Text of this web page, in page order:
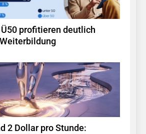
profitieren deutlich
2 Dollar pro Stunde: